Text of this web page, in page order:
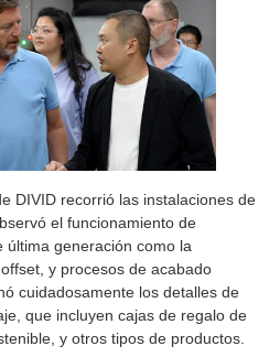
DIVID recorrió las instalaciones de
el funcionamiento de
generación como la
y procesos de acabado
cuidadosamente los detalles de
que incluyen cajas de regalo de
y otros tipos de productos.